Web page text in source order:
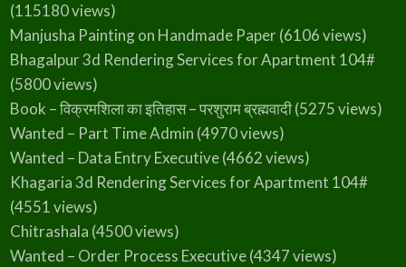
(115180 views)
Manjusha Painting on Handmade Paper(6106 views)
Bhagalpur 3d Rendering Services for Apartment 104#
(5800 views)
Book – विक्रमशिला का इतिहास – परशुराम ब्रह्मवादी(5275 views)
Wanted – Part Time Admin (4970 views)
Wanted – Data Entry Executive(4662 views)
Khagaria 3d Rendering Services for Apartment 104#
(4551 views)
Chitrashala (4500 views)
Wanted – Order Process Executive(4347 views)